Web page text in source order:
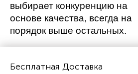
выбирает конкуренцию на
основе качества, всегда на
порядок выше остальных.
Бесплатная Доставка